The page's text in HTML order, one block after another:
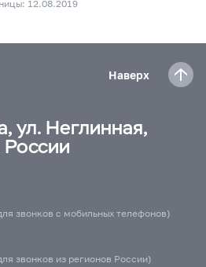
12.08.2019
Наверх
ул. Неглинная,
России
звонков с мобильных телефонов)
звонков из регионов России)